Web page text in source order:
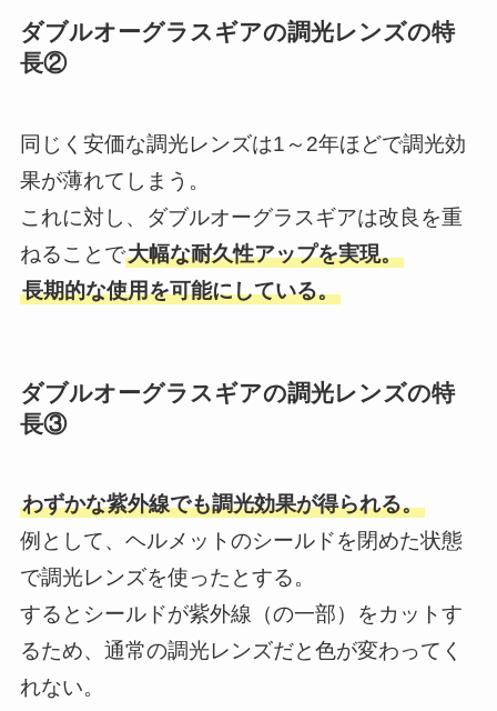
ダブルオーグラスギアの調光レンズの特
長②
同じく安価な調光レンズは1～2年ほどで調光効
果が薄れてしまう。
これに対し、ダブルオーグラスギアは改良を重
ねることで大幅な耐久性アップを実現。
長期的な使用を可能にしている。
ダブルオーグラスギアの調光レンズの特
長③
わずかな紫外線でも調光効果が得られる。
例として、ヘルメットのシールドを閉めた状態
で調光レンズを使ったとする。
するとシールドが紫外線（の一部）をカットす
るため、通常の調光レンズだと色が変わってく
れない。